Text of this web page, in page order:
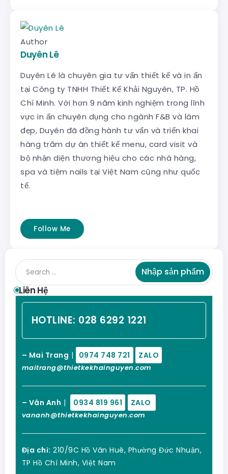
Author
Duyên Lê
Duyên Lê là chuyên gia tư vấn thiết kế và in ấn
tại Công ty TNHH Thiết Kế Khải Nguyên, TP. Hồ
Chí Minh. Với hơn 9 năm kinh nghiệm trong lĩnh
vực in ấn chuyên dụng cho ngành F&B và làm
đẹp, Duyên đã đồng hành tư vấn và triển khai
hàng trăm dự án thiết kế menu, card visit và
bộ nhận diện thương hiệu cho các nhà hàng,
spa và tiệm nails tại Việt Nam cũng như quốc
tế.
Follow Me
Nhập sản phẩm
Liên Hệ
HOTLINE: 028 6292 1221
– Mai Trang | 0974 748 721 ZALO
maitrang@thietkekhainguyen.com
– Vân Anh | 0934 819 961 ZALO
vananh@thietkekhainguyen.com
Địa chỉ: 210/9C Hồ Văn Huê, Phường Đức Nhuận,
TP Hồ Chí Minh, Việt Nam